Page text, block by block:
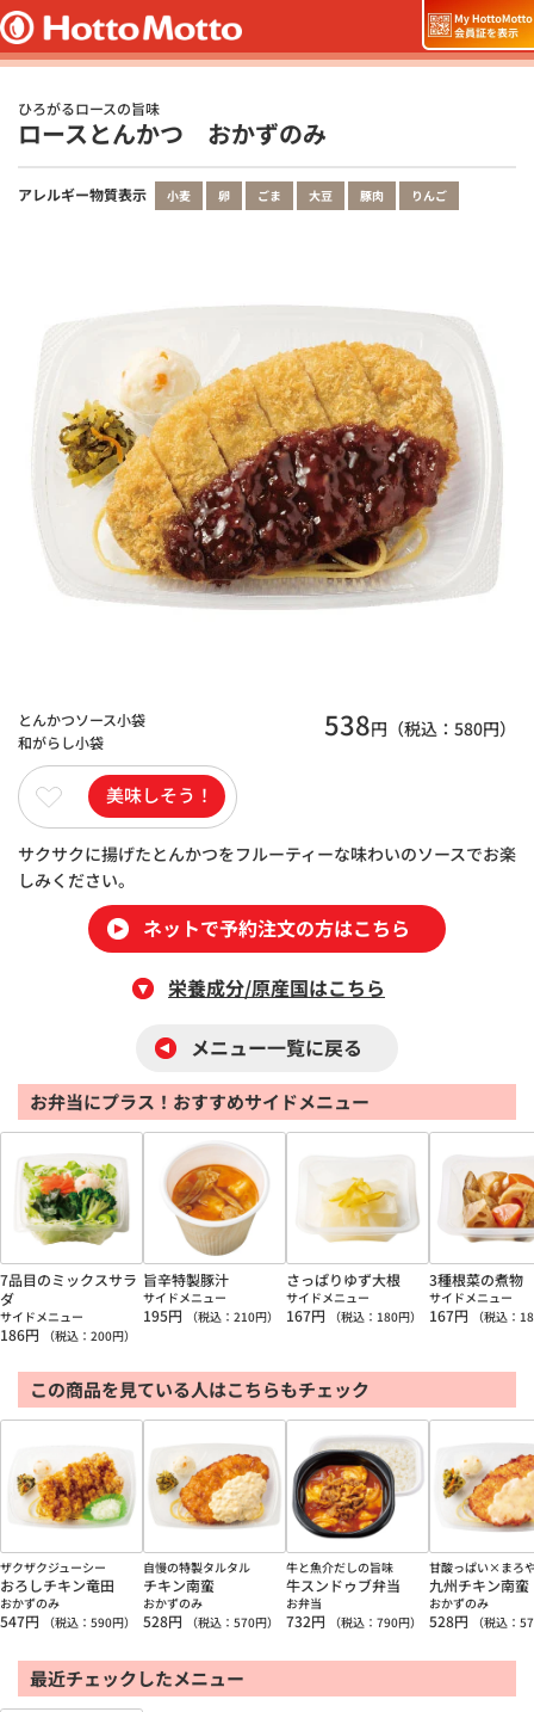
ひろがるロースの旨味
ロースとんかつ おかずのみ
アレルギー物質表示 小麦 卵 ごま 大豆 豚肉 りんご
とんかつソース小袋
和がらし小袋
538円（税込： 580円）
美味しそう！
サクサクに揚げたとんかつをフルーティーな味わいのソースでお楽
しみください。
ネットで予約注文の方はこちら
栄養成分/原産国はこちら
メニュー一覧に戻る
お弁当にプラス！おすすめサイドメニュー
7品目のミックスサラ
ダ
サイドメニュー
186円 （税込： 200円）
旨辛特製豚汁
サイドメニュー
195円 （税込： 210円）
さっぱりゆず大根
サイドメニュー
167円 （税込： 180円）
3種根菜の煮物
サイドメニュー
167円 （税込：
この商品を見ている人はこちらもチェック
ザクザクジューシー
おろしチキン竜田
おかずのみ
547円 （税込： 590円）
自慢の特製タルタル
チキン南蛮
おかずのみ
528円 （税込： 570円）
牛と魚介だしの旨味
牛スンドゥブ弁当
お弁当
732円 （税込： 790円）
甘酸っぱい×まろ
九州チキン南蛮
おかずのみ
528円 （税込：
最近チェックしたメニュー